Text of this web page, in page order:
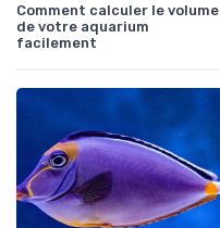
Comment calculer le volume
de votre aquarium
facilement